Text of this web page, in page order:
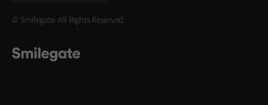
© Smilegate. All Rights Reserved.